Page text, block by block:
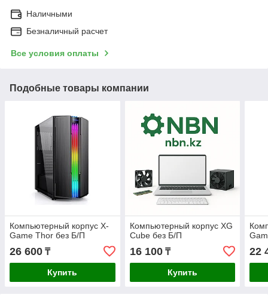
Наличными
Безналичный расчет
Все условия оплаты
Подобные товары компании
Компьютерный корпус X-
Game Thor без Б/П
26 600 ₸
Купить
Компьютерный корпус XG
Cube без Б/П
16 100₸
Купить
22